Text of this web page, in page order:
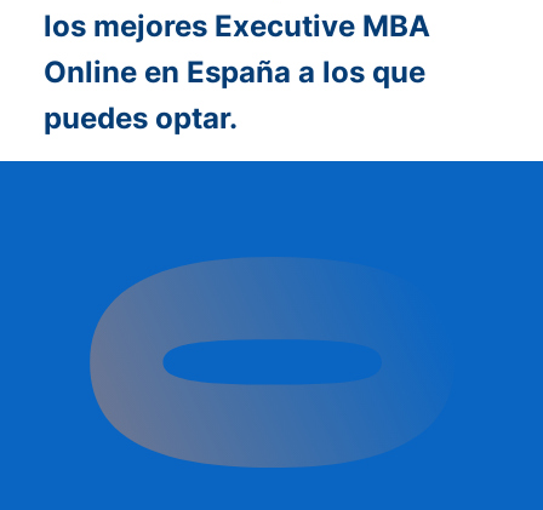
los mejores Executive MBA
Online en España a los que
puedes optar.